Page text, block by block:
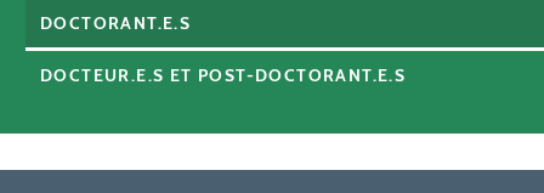
DOCTORANT.E.S
DOCTEUR.E.S ET POST-DOCTORANT.E.S